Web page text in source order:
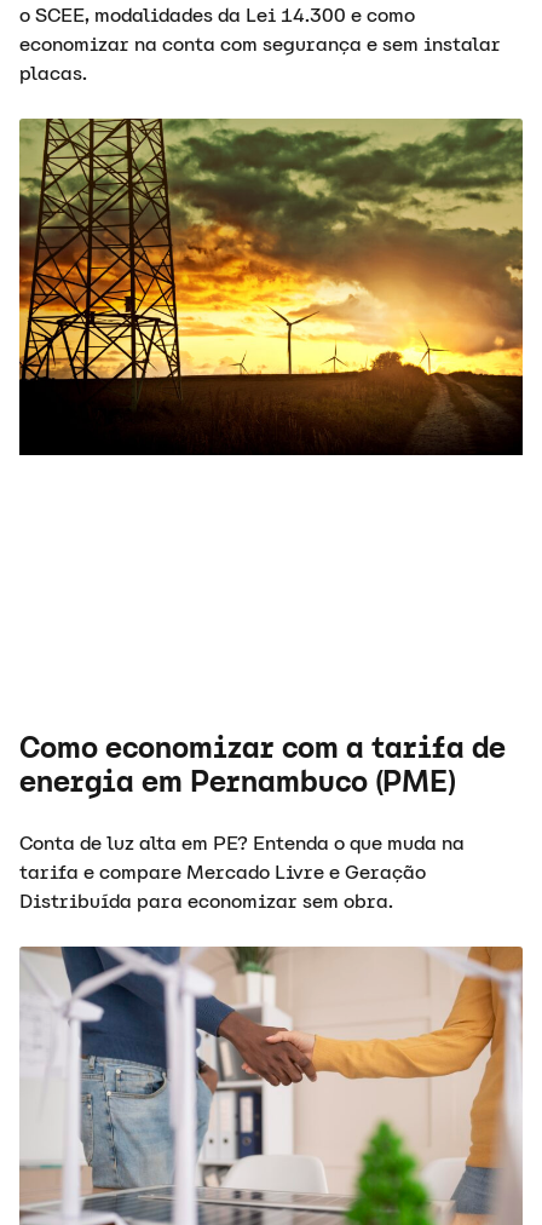
o SCEE, modalidades da Lei 14.300 e como
economizar na conta com segurança e sem instalar
placas.
Como economizar com a tarifa de
energia em Pernambuco (PME)
Conta de luz alta em PE? Entenda o que muda na
tarifa e compare Mercado Livre e Geração
Distribuída para economizar sem obra.